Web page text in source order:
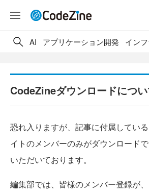
AI アプリケーション開発 イン
CodeZineダウンロードにつ
恐れ入りますが、記事に付属してい
イトのメンバーのみがダウンロード
いただいております。
編集部では、皆様のメンバー登録が